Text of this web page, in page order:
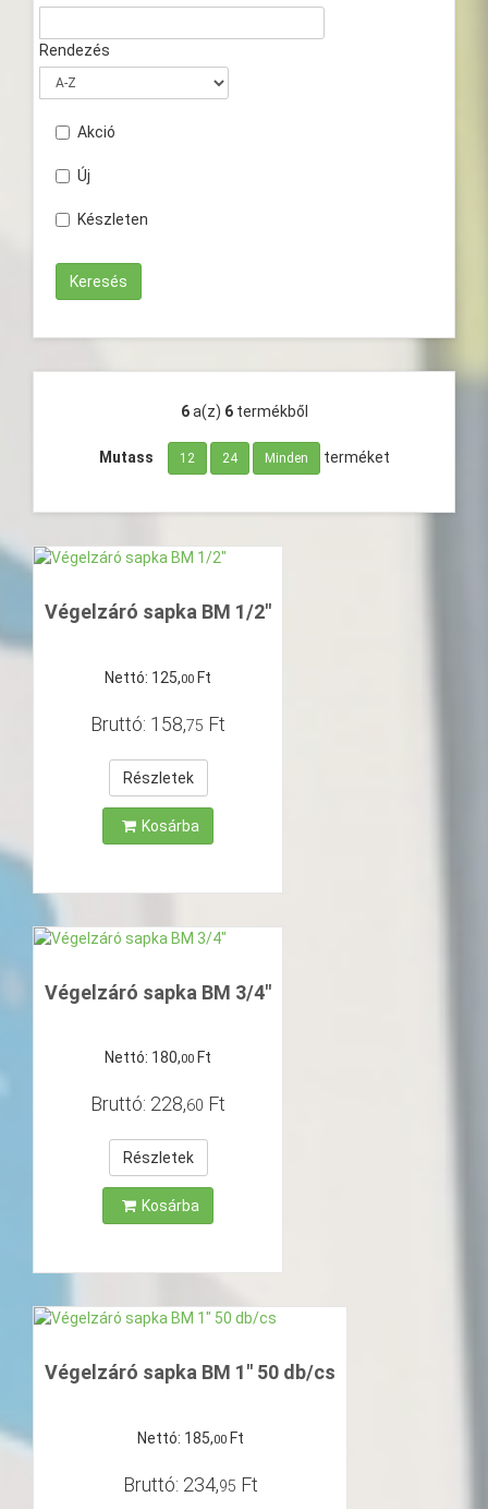
Rendezés
Akció
Új
Készleten
6a(z) 6 termékből
Mutass 12 24 Minden terméket
Végelzáró sapka BM 1/2"
Nettó: 125,00 Ft
Bruttó: 158,75 Ft
Részletek
Kosárba
Végelzáró sapka BM 3/4"
Nettó: 180,00 Ft
Bruttó: 228,60 Ft
Részletek
Kosárba
Végelzáró sapka BM 1" 50 db/cs
Nettó: 185,00 Ft
Bruttó: 234,95 Ft